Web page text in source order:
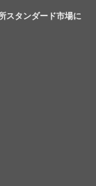
スタンダード市場に